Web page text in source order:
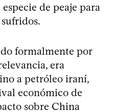
de peaje para
formalmente por
era
a petróleo iraní,
económico de
sobre China